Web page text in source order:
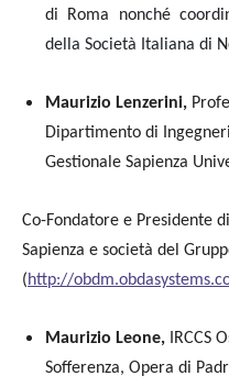
di Roma nonché
della Società Italiana di
Maurizio Lenzerini,
Dipartimento di
Gestionale Sapienza
Co-Fondatore e Presidente
Sapienza e società del
(http://
Maurizio Leone,
IRCCS
Sofferenza, Opera di